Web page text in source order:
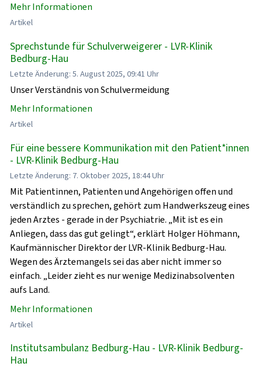
Mehr Informationen
Artikel
Sprechstunde für Schulverweigerer - LVR-Klinik
Bedburg-Hau
Letzte Änderung: 5. August 2025, 09:41 Uhr
Unser Verständnis von Schulvermeidung
Mehr Informationen
Artikel
Für eine bessere Kommunikation mit den Patient*innen
- LVR-Klinik Bedburg-Hau
Letzte Änderung: 7. Oktober 2025, 18:44 Uhr
Mit Patientinnen, Patienten und Angehörigen offen und
verständlich zu sprechen, gehört zum Handwerkszeug eines
jeden Arztes - gerade in der Psychiatrie. „Mit ist es ein
Anliegen, dass das gut gelingt“, erklärt Holger Höhmann,
Kaufmännischer Direktor der LVR-Klinik Bedburg-Hau.
Wegen des Ärztemangels sei das aber nicht immer so
einfach. „Leider zieht es nur wenige Medizinabsolventen
aufs Land.
Mehr Informationen
Artikel
Institutsambulanz Bedburg-Hau - LVR-Klinik Bedburg-
Hau